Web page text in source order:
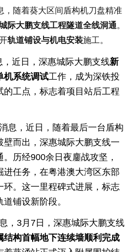
，随着葵大区间盾构机刀盘精准
际大鹏支线工程隧道全线洞通。
轨道铺设与机电安装施工。
，近日，深惠城际大鹏支线新
机系统调试工作，成为深铁投
的工点，标志着项目站后工程
息，近日，随着最后一台盾构
壁而出，深惠城际大鹏支线一
历经900余日夜鏖战攻坚，
进任务，在粤港澳大湾区东部
环。这一里程碑式进展，标志
铺设新阶段。
，3月7日，深惠城际大鹏支线
结构首幅地下连续墙顺利完成